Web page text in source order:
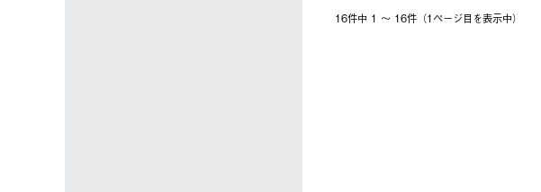
16件中 1 〜 16件（1ページ⽬を表⽰中）